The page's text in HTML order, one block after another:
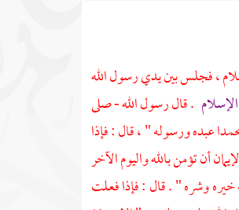
، فجلس بين يدي رسول الله
. قال رسول الله - صلى
عبده ورسوله " ، قال : فإذا
أن تؤمن بالله واليوم الآخر
خيره وشره " . قال : فإذا فعلت